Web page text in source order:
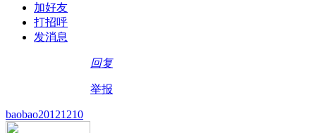
加好友
打招呼
发消息
回复
举报
baobao20121210